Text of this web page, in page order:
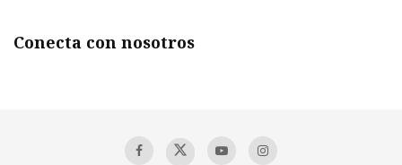
Conecta con nosotros